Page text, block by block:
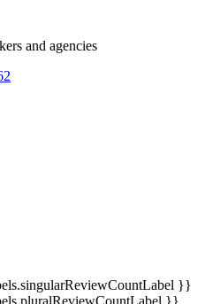
and agencies
}}
}}